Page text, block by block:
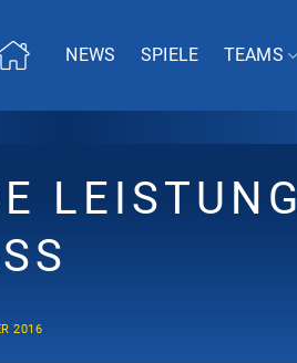
NEWS SPIELE TEAMS
LEISTUNG
2016